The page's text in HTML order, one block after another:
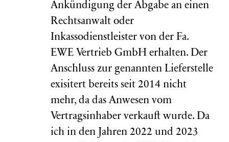
Ankündigung der Abgabe an einen
Rechtsanwalt oder
Inkassodienstleister von der Fa.
EWE Vertrieb GmbH erhalten. Der
Anschluss zur genannten Lieferstelle
exisitert bereits seit 2014 nicht
mehr, da das Anwesen vom
Vertragsinhaber verkauft wurde. Da
ich in den Jahren 2022 und 2023